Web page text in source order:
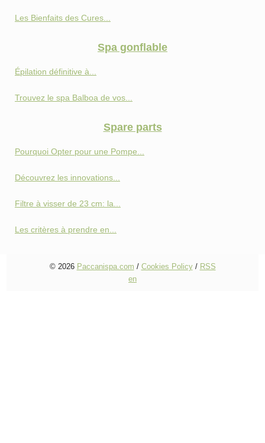
Les Bienfaits des Cures...
Spa gonflable
Épilation définitive à...
Trouvez le spa Balboa de vos...
Spare parts
Pourquoi Opter pour une Pompe...
Découvrez les innovations...
Filtre à visser de 23 cm: la...
Les critères à prendre en...
© 2026 Paccanispa.com / Cookies Policy/ RSS
en